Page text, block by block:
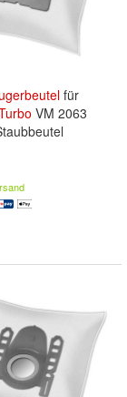
für
VM 2063